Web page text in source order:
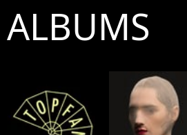
ALBUMS